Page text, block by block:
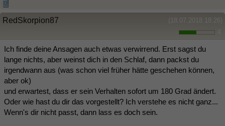
(18.07.2018 18:26)
RedSkorpion87
Ich finde deine Ansagen auch etwas verwirrend. Erst sagst du
lange nichts, aber weinst dich in den Schlaf, dann packst du
irgendwann aus (was schon viel früher hätte geschehen können,
aber ok)
und erwartest, dass er sein Verhalten sofort um 180 Grad ändert.
Oder wie hast du dir das vorgestellt? Ich verstehe es nicht ganz...
Wenn's dir nicht passt, dann lass es doch sein.